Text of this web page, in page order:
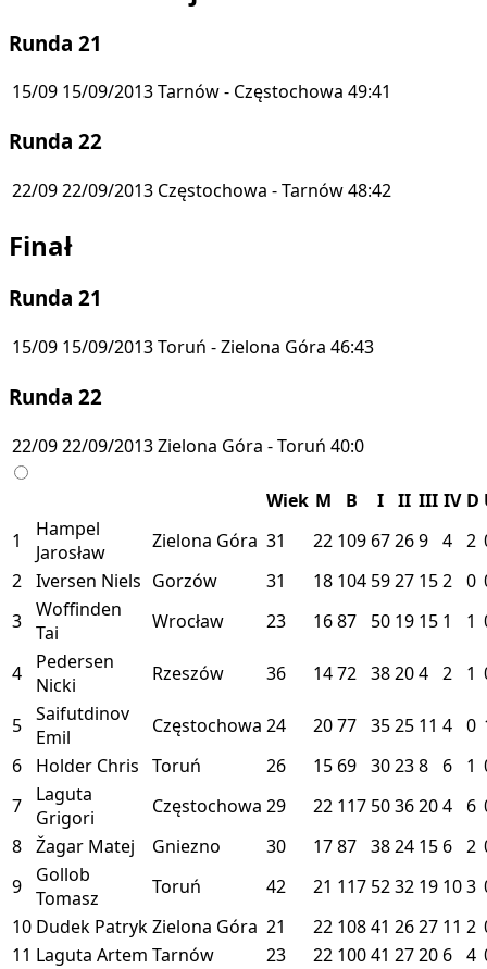
Runda 21
15/09 15/09/2013Tarnów - Częstochowa 49:41
Runda 22
22/0922/09/2013 Częstochowa - Tarnów48:42
Finał
Runda 21
15/09 15/09/2013Toruń - Zielona Góra 46:43
Runda 22
22/0922/09/2013Zielona Góra - Toruń 40:0
Wiek M B I II III IV D
1
Hampel
Jarosław
Zielona Góra 31 22 109 67269 4 2
2 Iversen Niels Gorzów 31 18 104 5927 152 0
3 Woffinden
Tai
Wrocław 23 1687 50 19 15 1 1
4
Pedersen
Nicki
Rzeszów 36 1472 38204 2 1
5 Saifutdinov
Emil
Częstochowa 24 2077 3525 11 4 0
6
Holder Chris Toruń 26 15 69 30238 6 1
7
Laguta
Grigori
Częstochowa 29 22 117 5036204 6
8 Žagar Matej Gniezno 30 1787 3824 15 6 2
9
Gollob
Tomasz
Toruń 42 21 117 5232 19 103
10 Dudek PatrykZielona Góra 21 22 10841 2627 11 2
11 Laguta Artem Tarnów 23 22 10041 2720 6 4